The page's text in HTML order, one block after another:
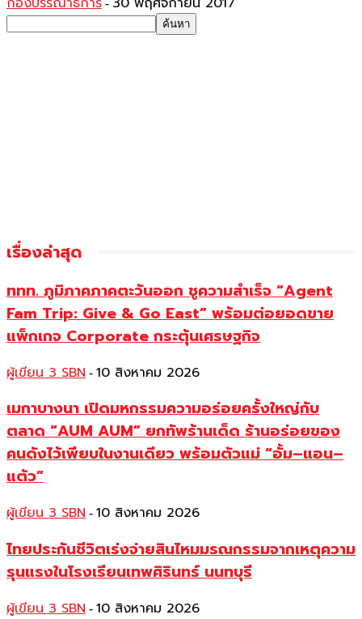
-
เรื่องล่าสุด
ททท. ภูมิภาคภาคตะวันออก ชูความสำเร็จ “Agent
Fam Trip: Give & Go East” พร้อมต่อยอดขาย
แพ็กเกจ Corporate กระตุ้นเศรษฐกิจ
ผู้เขียน 3 SBN - 10 สิงหาคม 2026
เมกาบางนา เปิดมหกรรมความอร่อยครั้งใหญ่กับ
ตลาด “AUM AUM” ยกทัพร้านเด็ด ร้านอร่อยของ
คนดังไว้เพียบในงานเดียว พร้อมตัวแม่ “อั้ม–แอน–
แต้ว”
ผู้เขียน 3 SBN - 10 สิงหาคม 2026
ไทยประกันชีวิตเร่งจ่ายสินไหมมรณกรรมจากเหตุความ
รุนแรงในโรงเรียนเทพศิรินทร์ นนทบุรี
ผู้เขียน 3 SBN - 10 สิงหาคม 2026